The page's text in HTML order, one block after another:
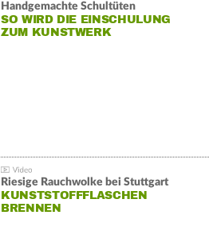
Handgemachte Schultüten
SO WIRD DIE EINSCHULUNG
ZUM KUNSTWERK
Riesige Rauchwolke bei Stuttgart
KUNSTSTOFFFLASCHEN
BRENNEN